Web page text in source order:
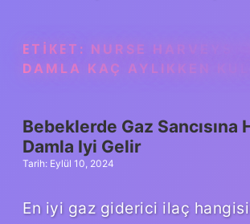
ETIKET: NURSE HARVEYS
DAMLA KAÇ AYLIKKEN
Bebeklerde Gaz Sancısına
Damla Iyi Gelir
Tarih: Eylül 10, 2024
En iyi gaz giderici ilaç